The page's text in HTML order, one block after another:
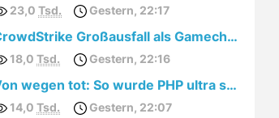
23,0 Tsd. Gestern, 22:17
CrowdStrike Großausfall als Gamechanger für GNU/Linux Spieler?
18,0 Tsd. Gestern, 22:16
Von wegen tot: So wurde PHP ultra schnell!
14,0 Tsd. Gestern, 22:07